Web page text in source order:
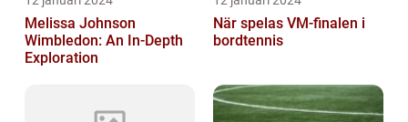
Melissa Johnson
Wimbledon: An In-Depth
Exploration
När spelas VM-finalen i
bordtennis